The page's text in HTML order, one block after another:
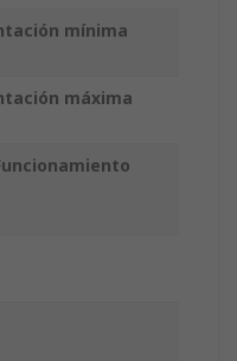
mínima
máxima